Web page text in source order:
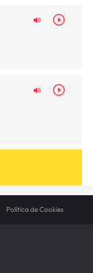
Política de Cookies